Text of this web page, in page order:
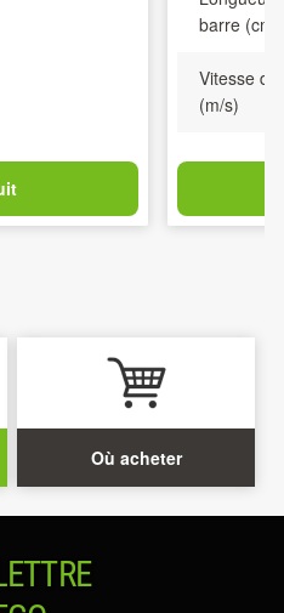
produit
Où acheter